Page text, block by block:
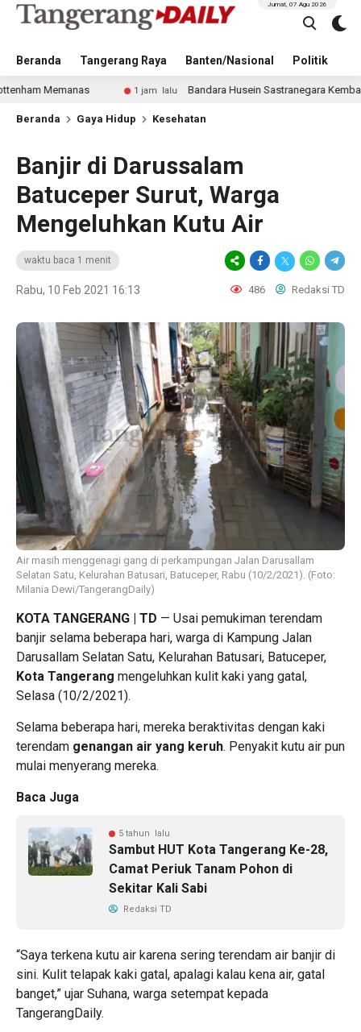
Beranda Tangerang Raya Banten/Nasional Politik
Jumat, 07 Agu 2026
1 jam lalu Bandara Husein Sastranegara Kembali Layani
Beranda Gaya Hidup Kesehatan
Banjir di Darussalam
Batuceper Surut, Warga
Mengeluhkan Kutu Air
waktu baca 1 menit
Rabu, 10 Feb 2021 16:13 486 Redaksi TD
Air masih menggenagi gang di perkampungan Jalan Darusallam
Selatan Satu, Kelurahan Batusari, Batuceper, Rabu (10/2/2021). (Foto:
Milania Dewi/TangerangDaily)
KOTA TANGERANG | TD — Usai pemukiman terendam
banjir selama beberapa hari, warga di Kampung Jalan
Darusallam Selatan Satu, Kelurahan Batusari, Batuceper,
Kota Tangerang mengeluhkan kulit kaki yang gatal,
Selasa (10/2/2021).
Selama beberapa hari, mereka beraktivitas dengan kaki
terendam genangan air yang keruh. Penyakit kutu air pun
mulai menyerang mereka.
Baca Juga
5 tahun lalu
Sambut HUT Kota Tangerang Ke-28,
Camat Periuk Tanam Pohon di
Sekitar Kali Sabi
Redaksi TD
“Saya terkena kutu air karena sering terendam air banjir di
sini. Kulit telapak kaki gatal, apalagi kalau kena air, gatal
banget,” ujar Suhana, warga setempat kepada
TangerangDaily.